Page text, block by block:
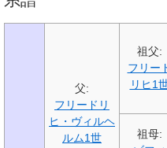
父:
フリードリ
ヒ・ヴィルヘ
ルム1世
祖父:
フリー
リヒ1
祖母: